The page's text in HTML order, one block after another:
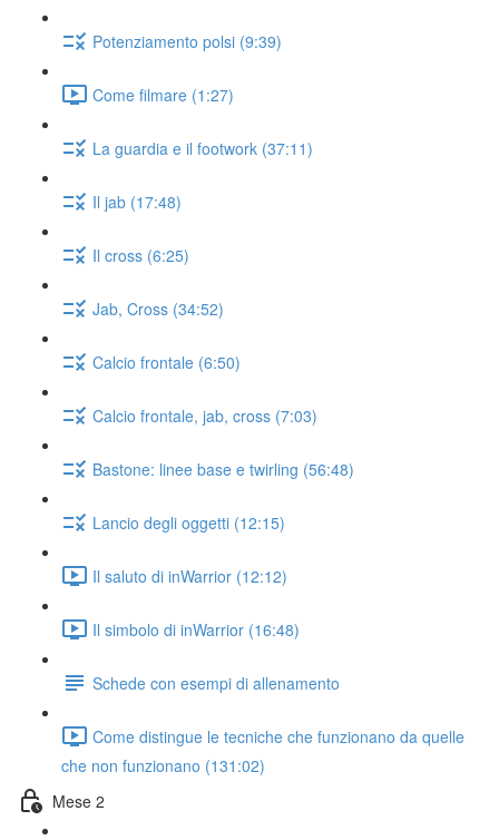
Potenziamento polsi (9:39)
Come filmare (1:27)
La guardia e il footwork (37:11)
Il jab (17:48)
Il cross (6:25)
Jab, Cross (34:52)
Calcio frontale (6:50)
Calcio frontale, jab, cross (7:03)
Bastone: linee base e twirling (56:48)
Lancio degli oggetti (12:15)
Il saluto di inWarrior (12:12)
Il simbolo di inWarrior (16:48)
Schede con esempi di allenamento
Come distingue le tecniche che funzionano da quelle
che non funzionano (131:02)
Mese 2